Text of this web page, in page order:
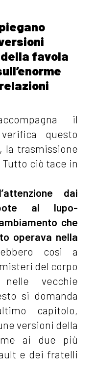
favola
il
questo
la trasmissione
ciò tace in
dai
al lupo-
che
operava nella
così a
del corpo
vecchie
si domanda
capitolo,
versioni della
ai due più
e dei fratelli